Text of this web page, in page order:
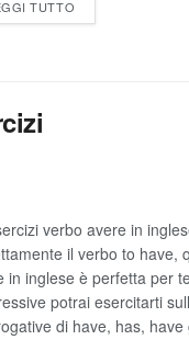
TUTTO
verbo avere in
il verbo to have,
in inglese è perfetta per
potrai esercitarti
di have, has,